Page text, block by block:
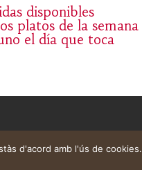
disponibles
platos de la semana
el día que toca
d'acord amb l'ús de cookies.